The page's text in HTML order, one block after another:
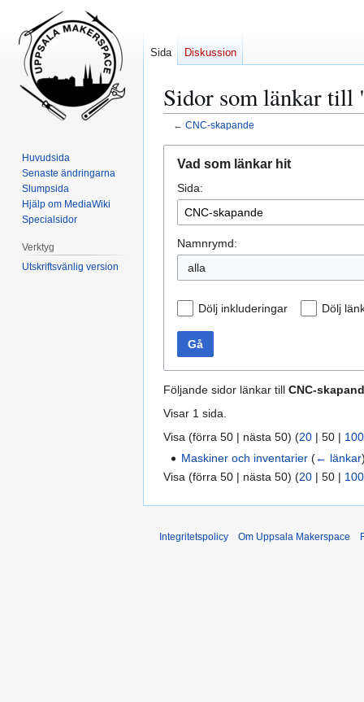
Sidor som länkar till
← CNC-skapande
navigering
sök
Vad som länkar hit
Sida:
Namnrymd:
alla
Dölj inkluderingar Dölj
Gå
Följande sidor länkar till CNC-
Visar 1 sida.
Visa (förra 50 | nästa 50) (20 | 50 | 100
Maskiner och inventarier (← länkar
Visa (förra 50 | nästa 50) (20 | 50 | 100
Sida Diskussion
Huvudsida
Senaste ändringarna
Slumpsida
Hjälp om MediaWiki
Specialsidor
Verktyg
Utskriftsvänlig version
Integritetspolicy Om Uppsala Makerspace